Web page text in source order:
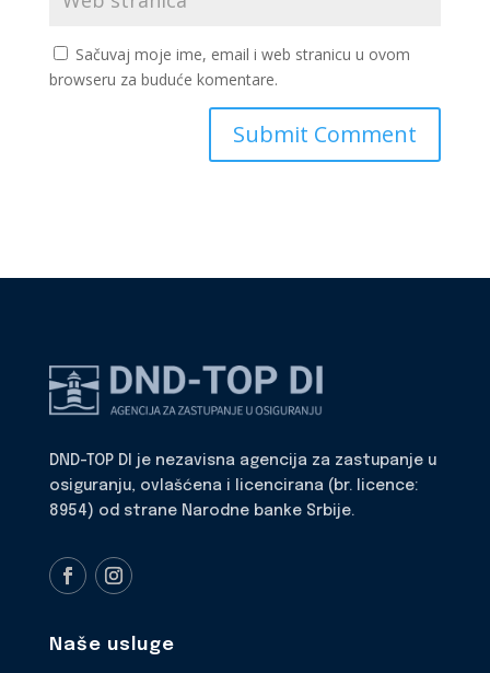
Sačuvaj moje ime, email i web stranicu u ovom
browseru za buduće komentare.
DND-TOP DI je nezavisna agencija za zastupanje u
osiguranju, ovlašćena i licencirana (br. licence:
8954) od strane Narodne banke Srbije.
Naše usluge